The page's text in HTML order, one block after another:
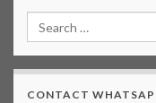
CONTACT